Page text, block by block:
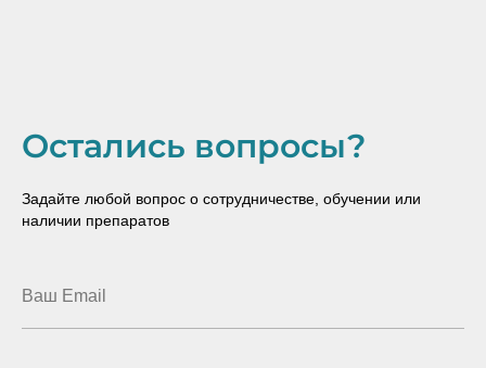
Остались вопросы?
Задайте любой вопрос о сотрудничестве, обучении или
наличии препаратов